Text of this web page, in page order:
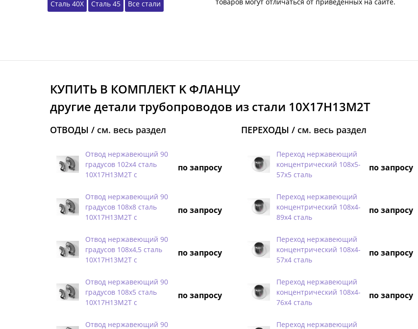
Сталь 40Х
Сталь 45 Все стали
КУПИТЬ В КОМПЛЕКТ K ФЛАНЦУ
другие детали трубопроводов из стали 10Х17Н13М2Т
ОТВОДЫ / см. весь раздел
Отвод нержавеющий 90
градусов 102х4 сталь
10Х17Н13М2Т с
по запросу
Отвод нержавеющий 90
градусов 108х8 сталь
10Х17Н13М2Т с
по запросу
Отвод нержавеющий 90
градусов 108х4,5 сталь
10Х17Н13М2Т с
по запросу
Отвод нержавеющий 90
градусов 108х5 сталь
10Х17Н13М2Т с
по запросу
Отвод нержавеющий 90
ПЕРЕХОДЫ / см. весь раздел
Переход нержавеющий
концентрический 108х5-
57х5 сталь
по запросу
Переход нержавеющий
концентрический 108х4-
89х4 сталь
по запросу
Переход нержавеющий
концентрический 108х4-
57х4 сталь
по запросу
Переход нержавеющий
концентрический 108х4-
76х4 сталь
по запросу
Переход нержавеющий